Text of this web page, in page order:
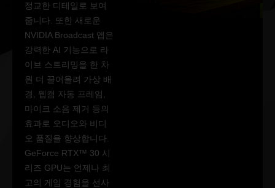
정교한 디테일로 보여
줍니다. 또한 새로운
NVIDIA Broadcast 앱은
강력한 AI 기능으로 라
이브 스트리밍을 한 차
원 더 끌어올려 가상 배
경, 웹캠 자동 프레임,
마이크 소음 제거 등의
효과로 오디오와 비디
오 품질을 향상합니다.
GeForce RTX™ 30 시
리즈 GPU는 언제나 최
고의 게임 경험을 선사